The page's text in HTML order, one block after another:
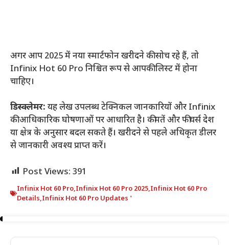
अगर आप 2025 में नया स्मार्टफोन खरीदने की सोच रहे हैं, तो
Infinix Hot 60 Pro निश्चित रूप से आपकी लिस्ट में होना
चाहिए।
डिस्क्लेमर: यह लेख उपलब्ध टेक्निकल जानकारियों और Infinix
की आधिकारिक घोषणाओं पर आधारित है। कीमतें और फीचर्स देश
या क्षेत्र के अनुसार बदल सकते हैं। खरीदने से पहले अधिकृत डीलर
से जानकारी अवश्य प्राप्त करें।
Post Views: 391
Infinix Hot 60 Pro,Infinix Hot 60 Pro 2025,Infinix Hot 60 Pro
Details,Infinix Hot 60 Pro Updates '